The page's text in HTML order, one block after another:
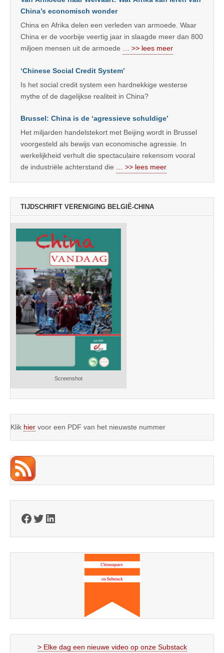
China’s economisch wonder
China en Afrika delen een verleden van armoede. Waar
China er de voorbije veertig jaar in slaagde meer dan 800
miljoen mensen uit de armoede … >> lees meer
‘Chinese Social Credit System’
Is het social credit system een hardnekkige westerse
mythe of de dagelijkse realiteit in China?
Brussel: China is de ‘agressieve schuldige’
Het miljarden handelstekort met Beijing wordt in Brussel
voorgesteld als bewijs van economische agressie. In
werkelijkheid verhult die spectaculaire rekensom vooral
de industriële achterstand die … >> lees meer
TIJDSCHRIFT VERENIGING BELGIË-CHINA
Screenshot
Klik hier voor een PDF van het nieuwste nummer
Facebook
Twitter
LinkedIn
> Elke dag een nieuwe video op onze Substack